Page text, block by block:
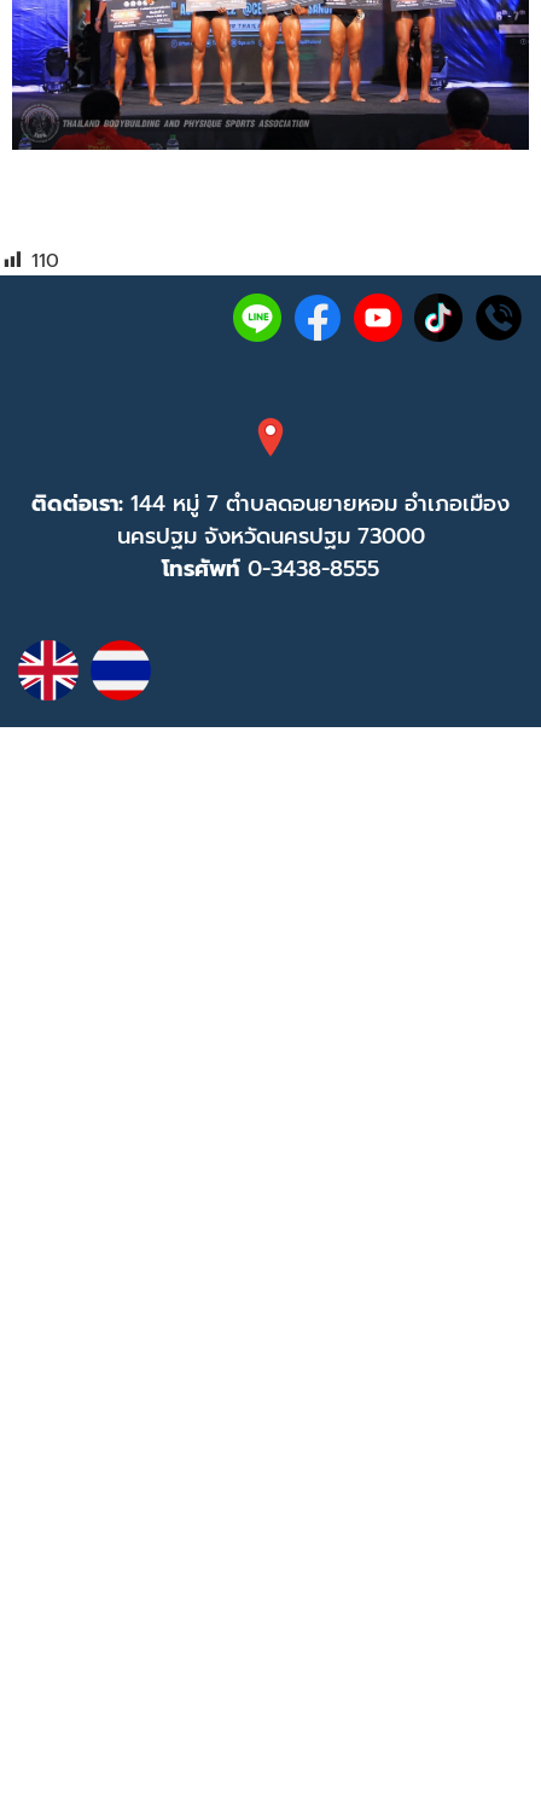
110
ติดต่อเรา: 144 หมู่ 7 ตำบลดอนยายหอม อำเภอเมือง
นครปฐม จังหวัดนครปฐม 73000
โทรศัพท์ 0-3438-8555